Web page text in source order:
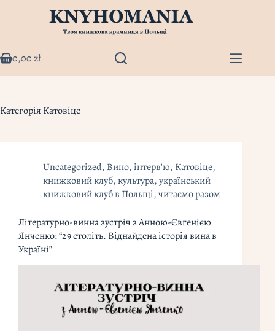
Кошик
0,00zł
Категорія Катовіце
Uncategorized, Вино,інтерв'ю, Катовіце,
книжковий клуб,культура,український
книжковий клуб в Польщі,читаємо разом
Літературно-винна зустріч з Анною-Євгенією
Янченко: “29 століть. Віднайдена історія вина в
Україні”